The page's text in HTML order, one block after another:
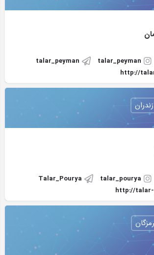
talar_peyman
talar_peyman
http://
talar_pourya
Talar_Pourya
http://